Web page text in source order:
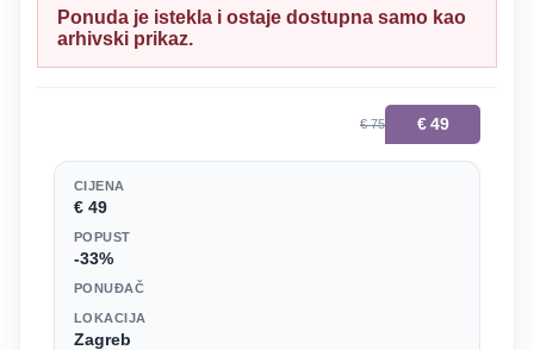
Ponuda je istekla i ostaje dostupna samo kao
arhivski prikaz.
€ 75 € 49
CIJENA
€ 49
POPUST
-33%
PONUĐAČ
LOKACIJA
Zagreb